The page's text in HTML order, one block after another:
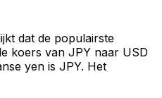
dat de populairste
koers van JPY naar USD
yen is JPY. Het